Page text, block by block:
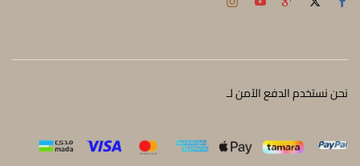
نحن نستخدم الدفع الآمن لـ